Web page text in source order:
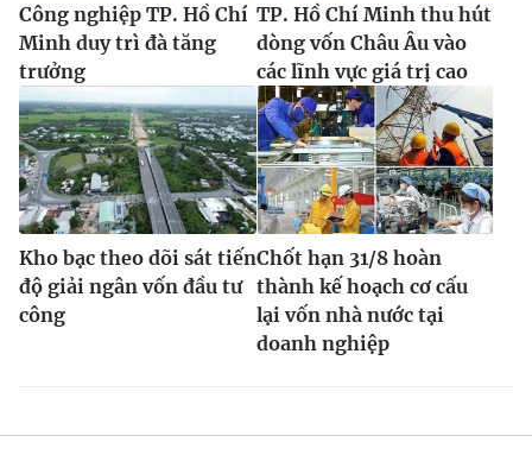
Công nghiệp TP. Hồ Chí
Minh duy trì đà tăng
trưởng
TP. Hồ Chí Minh thu hút
dòng vốn Châu Âu vào
các lĩnh vực giá trị cao
Kho bạc theo dõi sát tiến
độ giải ngân vốn đầu tư
công
Chốt hạn 31/8 hoàn
thành kế hoạch cơ cấu
lại vốn nhà nước tại
doanh nghiệp